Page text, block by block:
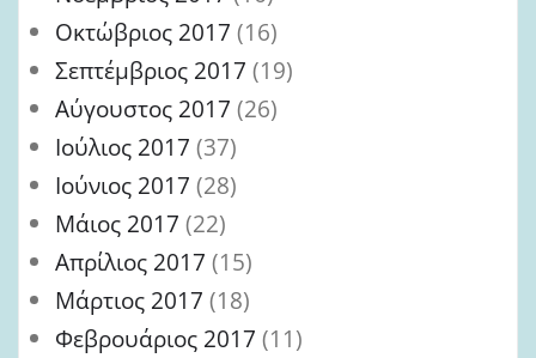
Οκτώβριος 2017 (16)
Σεπτέμβριος 2017 (19)
Αύγουστος 2017 (26)
Ιούλιος 2017 (37)
Ιούνιος 2017 (28)
Μάιος 2017 (22)
Απρίλιος 2017 (15)
Μάρτιος 2017 (18)
Φεβρουάριος 2017 (11)